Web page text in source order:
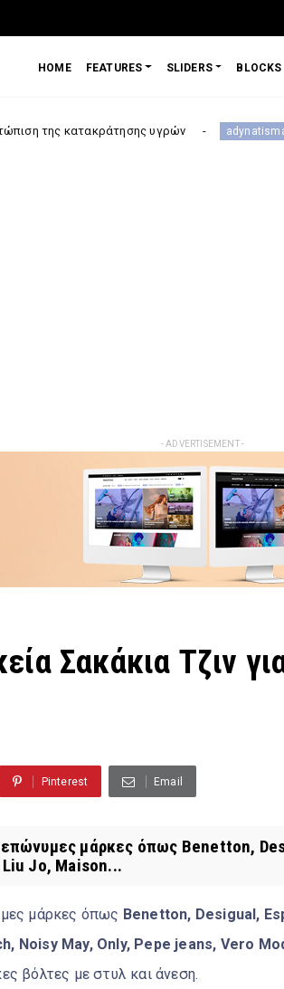
HOME FEATURES SLIDERS BLOCKS
υγρών adynatisma Οι
- ADVERTISEMENT -
Σακάκια Τζιν
Pinterest Email
επώνυμες μάρκες όπως Benetton,
Jo, Maison...
μάρκες όπως Benetton, Desigual,
Noisy May, Only, Pepe jeans, Vero
βόλτες με στυλ και άνεση.